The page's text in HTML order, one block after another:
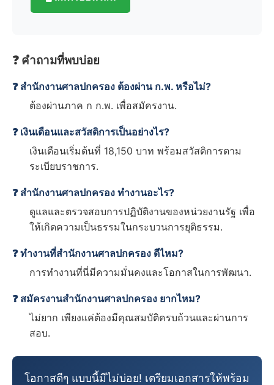
❓ คำถามที่พบบ่อย
❓ สำนักงานศาลปกครอง ต้องผ่าน ก.พ. หรือไม่?
ต้องผ่านภาค ก ก.พ. เพื่อสมัครงาน.
❓ เงินเดือนและสวัสดิการเป็นอย่างไร?
เงินเดือนเริ่มต้นที่ 18,150 บาท พร้อมสวัสดิการตาม
ระเบียบราชการ.
❓ สำนักงานศาลปกครอง ทำงานอะไร?
ดูแลและตรวจสอบการปฏิบัติงานของหน่วยงานรัฐ เพื่อ
ให้เกิดความเป็นธรรมในกระบวนการยุติธรรม.
❓ ทำงานที่สำนักงานศาลปกครอง ดีไหม?
การทำงานที่นี่มีความมั่นคงและโอกาสในการพัฒนา.
❓ สมัครงานสำนักงานศาลปกครอง ยากไหม?
ไม่ยาก เพียงแค่ต้องมีคุณสมบัติครบถ้วนและผ่านการ
สอบ.
โอกาสดีๆ แบบนี้มีไม่บ่อย! เตรียมเอกสารให้พร้อม